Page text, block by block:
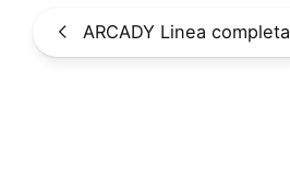
ARCADY Linea completa